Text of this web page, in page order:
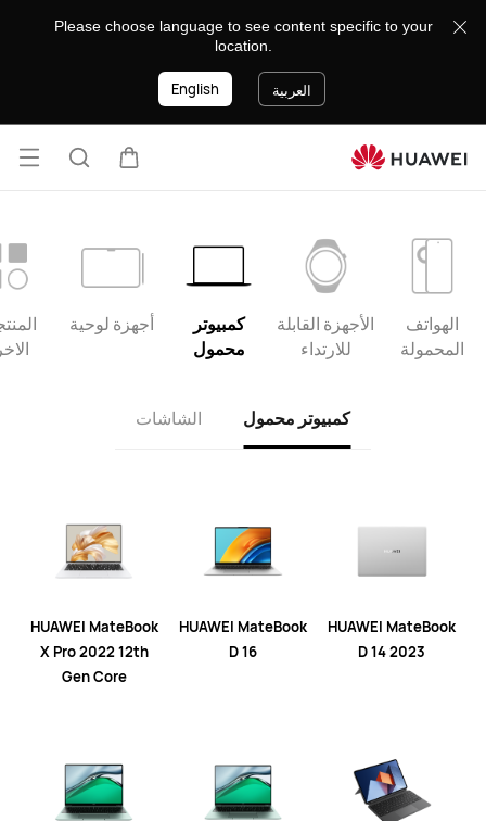
list
Please choose language to see content specific to your
location.
العربية English
فتح
الهواتف
المحمولة
الأجهزة القابلة
للارتداء
كمبيوتر
محمول
أجهزة لوحية
كمبيوتر محمول الشاشات
HUAWEI MateBook
D 14 2023
HUAWEI MateBook
D 16
HUAWEI MateBook
X Pro 2022 12th
Gen Core